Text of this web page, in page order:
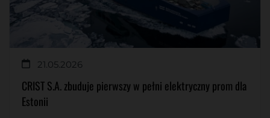
21.05.2026
CRIST S.A. zbuduje pierwszy w pełni elektryczny prom dla
Estonii